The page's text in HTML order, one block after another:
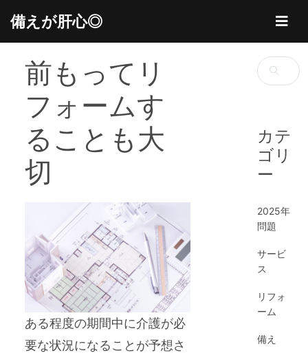
content
備えが肝心◎
前もってリ
フォームす
ることも大
切
ある程度の期間中に介護が必
要な状況になることが予想さ
検
索:
カテ
ゴリ
ー
2025年
問題
サービ
ス
リフォ
ーム
備え